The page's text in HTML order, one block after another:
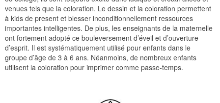
venues tels que la coloration. Le dessin et la coloration permettent
à kids de present et blesser inconditionnellement ressources
importantes intelligentes. De plus, les enseignants de la maternelle
ont fortement adopté ce bouleversement d’éveil et d’ouverture
d’esprit. Il est systématiquement utilisé pour enfants dans le
groupe d’âge de 3 à 6 ans. Néanmoins, de nombreux enfants
utilisent la coloration pour imprimer comme passe-temps.